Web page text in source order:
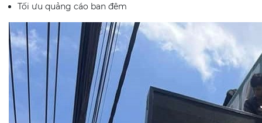
Tối ưu quảng cáo ban đêm